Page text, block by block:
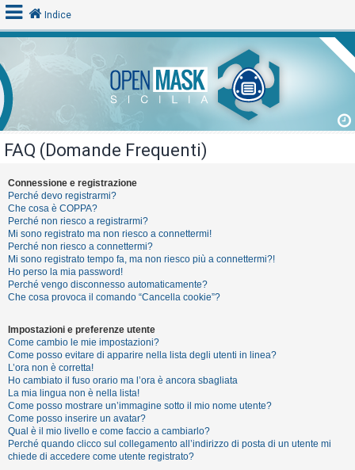
o
g
i
n
A
r
g
o
m
n
t
i
s
e
n
z
a
Indice
FAQ (Domande Frequenti)
Connessione e registrazione
Perché devo registrarmi?
Che cosa è COPPA?
Perché non riesco a registrarmi?
Mi sono registrato ma non riesco a connettermi!
Perché non riesco a connettermi?
Mi sono registrato tempo fa, ma non riesco più a connettermi?!
Ho perso la mia password!
Perché vengo disconnesso automaticamente?
Che cosa provoca il comando “Cancella cookie”?
Impostazioni e preferenze utente
Come cambio le mie impostazioni?
Come posso evitare di apparire nella lista degli utenti in linea?
L’ora non è corretta!
Ho cambiato il fuso orario ma l’ora è ancora sbagliata
La mia lingua non è nella lista!
Come posso mostrare un’immagine sotto il mio nome utente?
Come posso inserire un avatar?
Qual è il mio livello e come faccio a cambiarlo?
Perché quando clicco sul collegamento all’indirizzo di posta di un utente mi
chiede di accedere come utente registrato?